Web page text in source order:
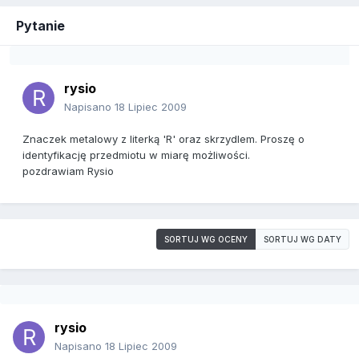
Pytanie
rysio
Napisano 18 Lipiec 2009
Znaczek metalowy z literką 'R' oraz skrzydlem. Proszę o
identyfikację przedmiotu w miarę możliwości.
pozdrawiam Rysio
SORTUJ WG OCENY SORTUJ WG DATY
rysio
Napisano 18 Lipiec 2009